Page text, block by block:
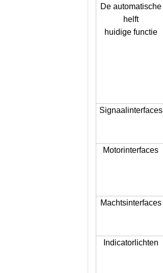
De automatische
helft
huidige functie
Signaalinterfaces
Motorinterfaces
Machtsinterfaces
Indicatorlichten